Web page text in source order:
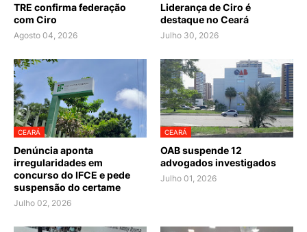
TRE confirma federação
com Ciro
Agosto 04, 2026
Liderança de Ciro é
destaque no Ceará
Julho 30, 2026
CEARÁ
Denúncia aponta
irregularidades em
concurso do IFCE e pede
suspensão do certame
Julho 02, 2026
CEARÁ
OAB suspende 12
advogados investigados
Julho 01, 2026